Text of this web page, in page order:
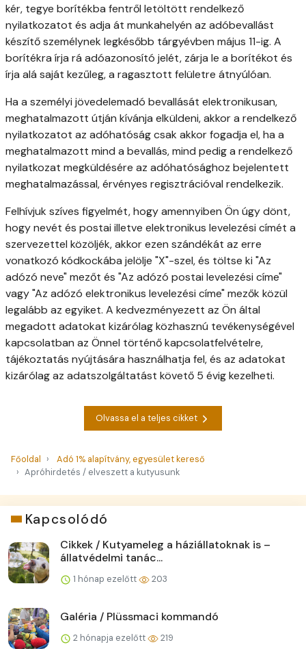
kér, tegye borítékba fentről letöltött rendelkező
nyilatkozatot és adja át munkahelyén az adóbevallást
készítő személynek legkésőbb tárgyévben május 11-ig. A
borítékra írja rá adóazonosító jelét, zárja le a borítékot és
írja alá saját kezűleg, a ragasztott felületre átnyúlóan.
Ha a személyi jövedelemadó bevallását elektronikusan,
meghatalmazott útján kívánja elküldeni, akkor a rendelkező
nyilatkozatot az adóhatóság csak akkor fogadja el, ha a
meghatalmazott mind a bevallás, mind pedig a rendelkező
nyilatkozat megküldésére az adóhatósághoz bejelentett
meghatalmazással, érvényes regisztrációval rendelkezik.
Felhívjuk szíves figyelmét, hogy amennyiben Ön úgy dönt,
hogy nevét és postai illetve elektronikus levelezési címét a
szervezettel közöljék, akkor ezen szándékát az erre
vonatkozó kódkockába jelölje "X"-szel, és töltse ki "Az
adózó neve" mezőt és "Az adózó postai levelezési címe"
vagy "Az adózó elektronikus levelezési címe" mezők közül
legalább az egyiket. A kedvezményezett az Ön által
megadott adatokat kizárólag közhasznú tevékenységével
kapcsolatban az Önnel történő kapcsolatfelvételre,
tájékoztatás nyújtására használhatja fel, és az adatokat
kizárólag az adatszolgáltatást követő 5 évig kezelheti.
Olvassa el a teljes cikket
Főoldal
Adó 1% alapítvány, egyesület kereső
Apróhirdetés / elveszett a kutyusunk
Kapcsolódó
Cikkek / Kutyameleg a háziállatoknak is –
állatvédelmi tanác...
1 hónap ezelőtt 203
Galéria / Plüssmaci kommandó
2 hónapja ezelőtt 219